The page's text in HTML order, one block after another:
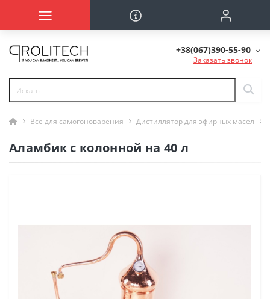
+38(067)390-55-90
Заказать звонок
Все для самогоноварения Дистиллятор для эфирных масел
Аламбик с колонной на 40 л